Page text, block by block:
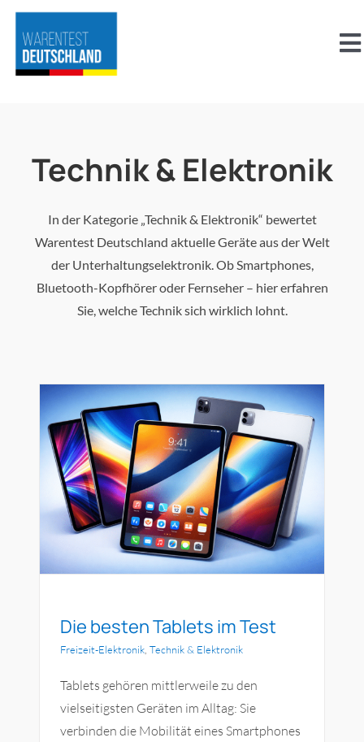
Zum
Inhalt
springen
Familie & Kinder
Gesundheit & Körperpflege
Haushalt
Technik & Elektronik
Kategorien
Technik & Elektronik
In der Kategorie „Technik & Elektronik“ bewertet
Warentest Deutschland aktuelle Geräte aus der Welt
der Unterhaltungselektronik. Ob Smartphones,
Bluetooth-Kopfhörer oder Fernseher – hier erfahren
Sie, welche Technik sich wirklich lohnt.
Die besten Tablets im Test
Freizeit-Elektronik, Technik & Elektronik
Tablets gehören mittlerweile zu den
vielseitigsten Geräten im Alltag: Sie
verbinden die Mobilität eines Smartphones